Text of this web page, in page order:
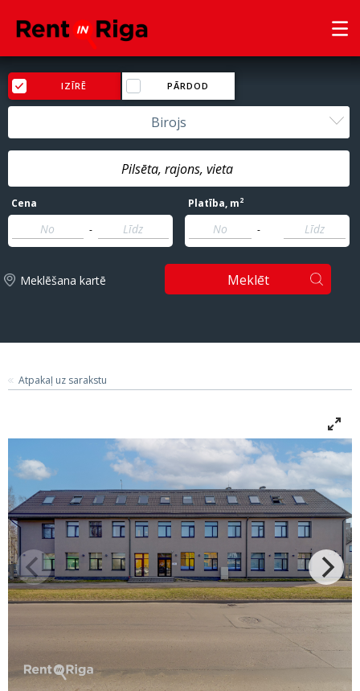
IZĪRĒ PĀRDOD
Birojs
Cena
-
Platība, m2
-
Meklēšana kartē Meklēt
Atpakaļ uz sarakstu